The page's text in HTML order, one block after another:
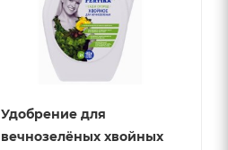
Удобрение для
вечнозелёных хвойных